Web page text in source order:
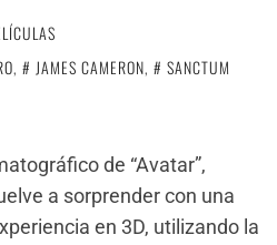
, JAMES CAMERON, SANCTUM
de “Avatar”,
a sorprender con una
en 3D, utilizando la